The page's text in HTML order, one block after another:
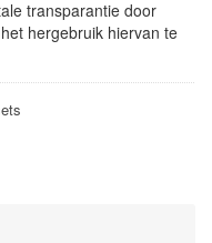
transparantie door
hergebruik hiervan te